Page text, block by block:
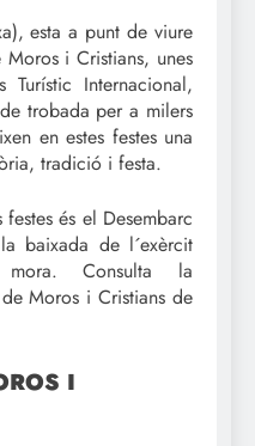
esta a punt de viure
i Cristians, unes
Turístic Internacional,
trobada per a milers
en estes festes una
tradició i festa.
és el Desembarc
baixada de l´exèrcit
Consulta la
Moros i Cristians de
I